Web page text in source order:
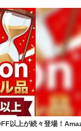
以上が続々登場！